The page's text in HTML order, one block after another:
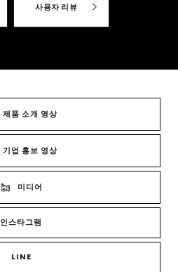
사용자 리뷰
제품 소개 영상
기업 홍보 영상
미디어
인스타그램
LINE